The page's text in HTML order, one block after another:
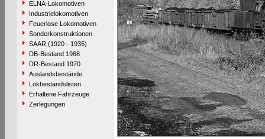
ELNA-Lokomotiven
Industrielokomotiven
Feuerlose Lokomotiven
Sonderkonstruktionen
SAAR (1920 - 1935)
DB-Bestand 1968
DR-Bestand 1970
Auslandsbestände
Lokbestandslisten
Erhaltene Fahrzeuge
Zerlegungen